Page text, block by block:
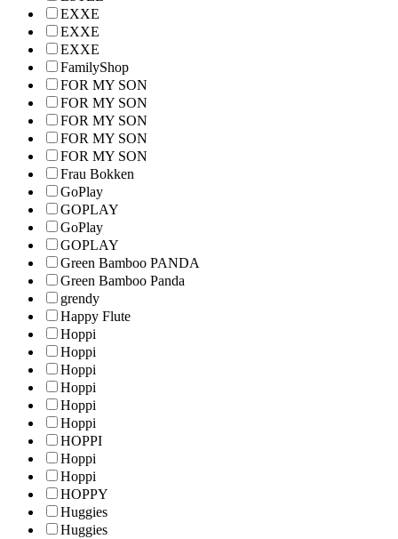
EXXE
EXXE
EXXE
FamilyShop
FOR MY SON
FOR MY SON
FOR MY SON
FOR MY SON
FOR MY SON
Frau Bokken
GoPlay
GOPLAY
GoPlay
GOPLAY
Green Bamboo PANDA
Green Bamboo Panda
grendy
Happy Flute
Hoppi
Hoppi
Hoppi
Hoppi
Hoppi
Hoppi
HOPPI
Hoppi
Hoppi
HOPPY
Huggies
Huggies